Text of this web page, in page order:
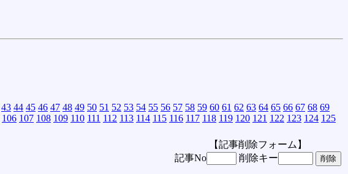
43 44 45 46 47 48 49 50 51 52 53 54 55 56 57 58 59 60 61 62 63 64 65 66 67 68 69
106 107 108 109 110 111 112 113 114 115 116 117 118 119 120 121 122 123 124 125
【記事削除フォーム】
記事No
削除キー